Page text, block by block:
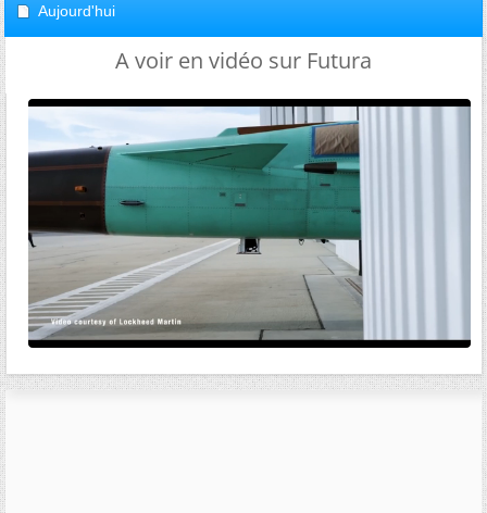
Aujourd'hui
A voir en vidéo sur Futura